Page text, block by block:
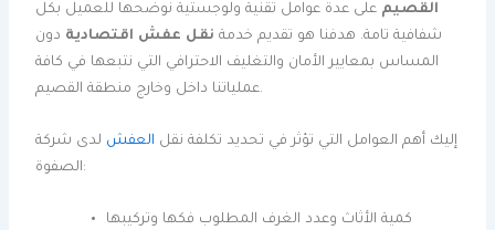
القصيم على عدة عوامل تقنية ولوجستية نوضحها للعميل بكل
شفافية تامة. هدفنا هو تقديم خدمة نقل عفش اقتصادية دون
المساس بمعايير الأمان والتغليف الاحترافي التي نتبعها في كافة
عملياتنا داخل وخارج منطقة القصيم.
إليك أهم العوامل التي تؤثر في تحديد تكلفة نقل العفش لدى شركة
الصفوة:
كمية الأثاث وعدد الغرف المطلوب فكها وتركيبها